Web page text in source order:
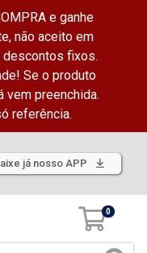
e ganhe
não aceito em
descontos fixos.
Se o produto
vem preenchida.
referência.
já nosso APP
0